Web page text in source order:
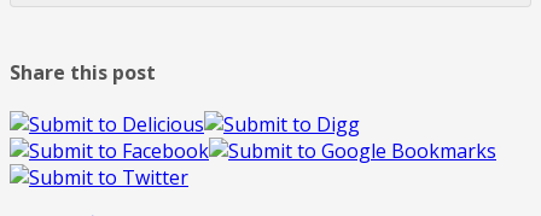
Share this post